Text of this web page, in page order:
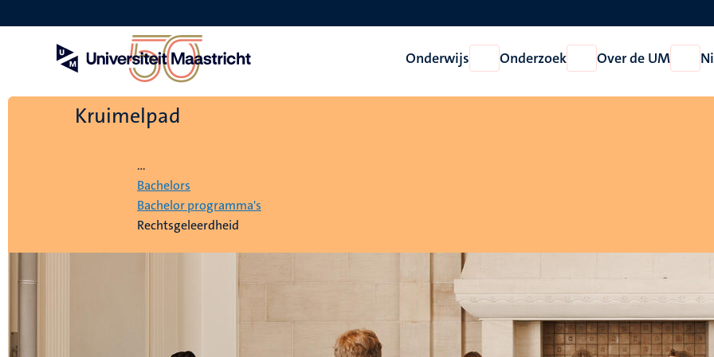
en
Onderwijs
Open
Onderwijs
Onderzoek
Open
Onderzoek
Over de UM
Open
Over
Kruimelpad
...
Bachelors
Bachelor programma's
Rechtsgeleerdheid